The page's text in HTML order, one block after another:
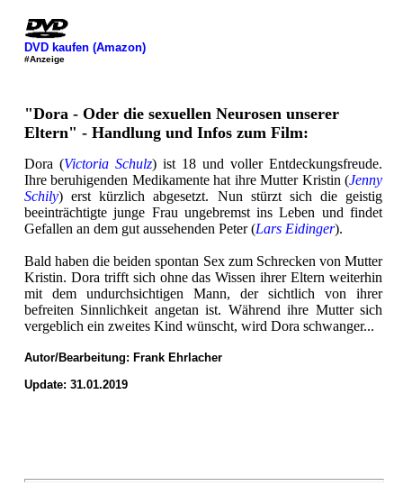
DVD kaufen (Amazon)
#Anzeige
"Dora - Oder die sexuellen Neurosen unserer
Eltern" - Handlung und Infos zum Film:
Dora (Victoria Schulz) ist 18 und voller Entdeckungsfreude.
Ihre beruhigenden Medikamente hat ihre Mutter Kristin (Jenny
Schily) erst kürzlich abgesetzt. Nun stürzt sich die geistig
beeinträchtigte junge Frau ungebremst ins Leben und findet
Gefallen an dem gut aussehenden Peter (Lars Eidinger).
Bald haben die beiden spontan Sex zum Schrecken von Mutter
Kristin. Dora trifft sich ohne das Wissen ihrer Eltern weiterhin
mit dem undurchsichtigen Mann, der sichtlich von ihrer
befreiten Sinnlichkeit angetan ist. Während ihre Mutter sich
vergeblich ein zweites Kind wünscht, wird Dora schwanger...
Autor/Bearbeitung: Frank Ehrlacher
Update: 31.01.2019